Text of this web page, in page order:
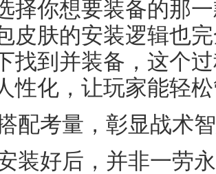
择你想要装备的那
皮肤的安装逻辑也
找到并装备，这个
性化，让玩家能轻
配考量，彰显战术
装好后，并非一劳